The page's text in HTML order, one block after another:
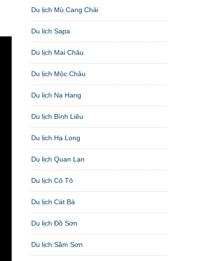
Du lịch Mù Cang Chải
Du lịch Sapa
Du lịch Mai Châu
Du lịch Mộc Châu
Du lịch Na Hang
Du lịch Bình Liêu
Du lịch Hạ Long
Du lịch Quan Lạn
Du lịch Cô Tô
Du lịch Cát Bà
Du lịch Đồ Sơn
Du lịch Sầm Sơn